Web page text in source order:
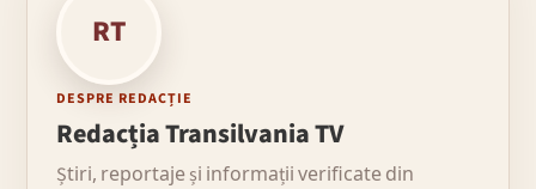
RT
DESPRE REDACȚIE
Redacția Transilvania TV
Știri, reportaje și informații verificate din